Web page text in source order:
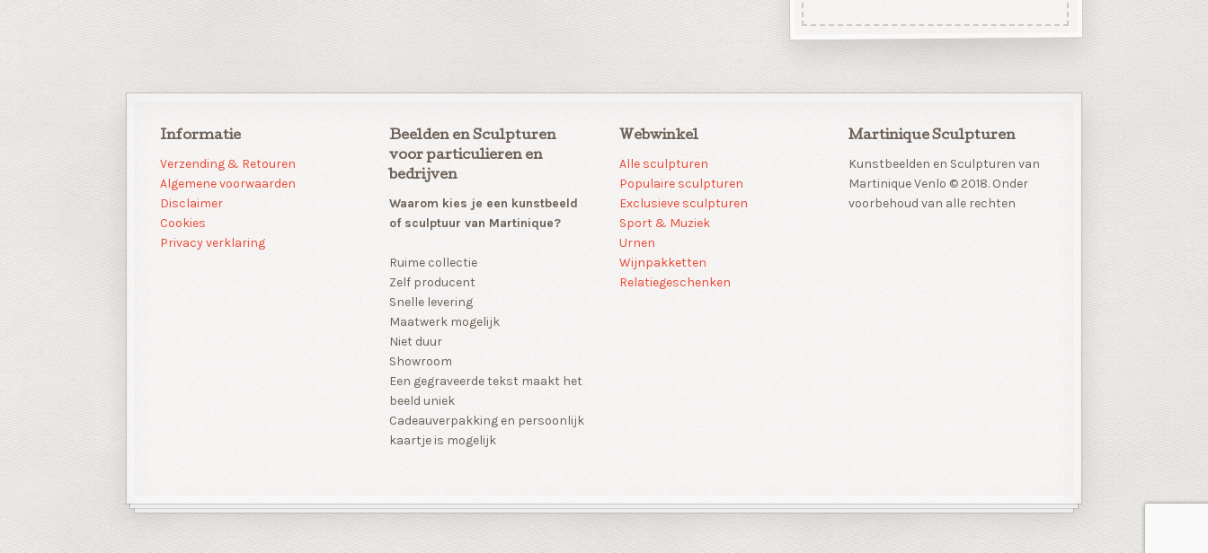
Informatie
Verzending & Retouren
Algemene voorwaarden
Disclaimer
Cookies
Privacy verklaring
Beelden en Sculpturen
voor particulieren en
bedrijven
Waarom kies je een kunstbeeld
of sculptuur van Martinique?
Ruime collectie
Zelf producent
Snelle levering
Maatwerk mogelijk
Niet duur
Showroom
Een gegraveerde tekst maakt het
beeld uniek
Cadeauverpakking en persoonlijk
kaartje is mogelijk
Webwinkel
Alle sculpturen
Populaire sculpturen
Exclusieve sculpturen
Sport & Muziek
Urnen
Wijnpakketten
Relatiegeschenken
Martinique Sculpturen
Kunstbeelden en Sculpturen van
Martinique Venlo © 2018. Onder
voorbehoud van alle rechten